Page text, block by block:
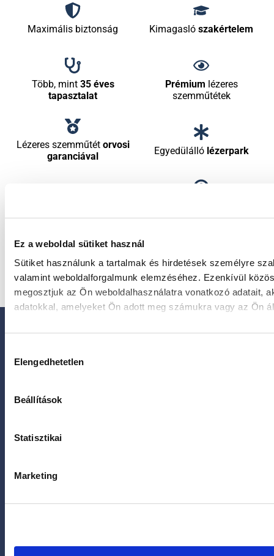
Ez a weboldal sütiket használ
Sütiket használunk a tartalmak és hirdetések személyre
valamint weboldalforgalmunk elemzéséhez. Ezenkívül
megosztjuk az Ön weboldalhasználatra vonatkozó adatait,
adatokkal, amelyeket Ön adott meg számukra vagy az Ön
kiválasztása
Elengedhetetlen
Beállítások
Statisztikai
Marketing
Maximális biztonság Kimagasló szakértelem
Több, mint 35 éves
tapasztalat
Prémium lézeres
szemműtétek
Lézeres szemműtét orvosi
garanciával
Egyedülálló lézerpark
fókuszban!
Barátságoskörnyezet
ugyfelszolgalat@focusmed.hu